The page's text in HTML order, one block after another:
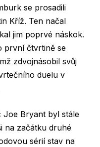
se prosadili
Kříž. Ten načal
jim poprvé náskok.
první čtvrtině se
zdvojnásobil svůj
duelu v
Joe Bryant byl stále
na začátku druhé
sérií stav na